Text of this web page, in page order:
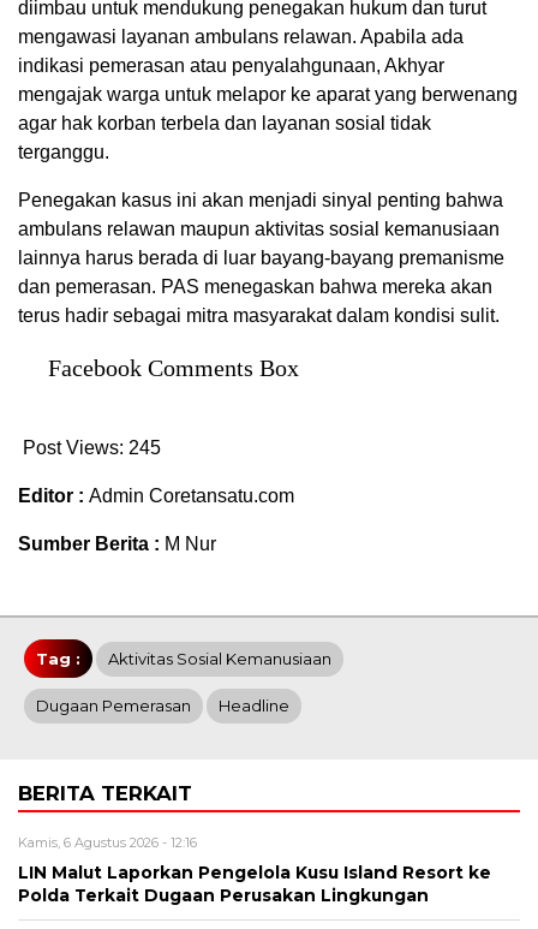
diimbau untuk mendukung penegakan hukum dan turut
mengawasi layanan ambulans relawan. Apabila ada
indikasi pemerasan atau penyalahgunaan, Akhyar
mengajak warga untuk melapor ke aparat yang berwenang
agar hak korban terbela dan layanan sosial tidak
terganggu.
Penegakan kasus ini akan menjadi sinyal penting bahwa
ambulans relawan maupun aktivitas sosial kemanusiaan
lainnya harus berada di luar bayang-bayang premanisme
dan pemerasan. PAS menegaskan bahwa mereka akan
terus hadir sebagai mitra masyarakat dalam kondisi sulit.
Facebook Comments Box
Post Views: 245
Editor : Admin Coretansatu.com
Sumber Berita : M Nur
Tag : Aktivitas Sosial Kemanusiaan
Dugaan Pemerasan Headline
BERITA TERKAIT
Kamis, 6 Agustus 2026 - 12:16
LIN Malut Laporkan Pengelola Kusu Island Resort ke
Polda Terkait Dugaan Perusakan Lingkungan